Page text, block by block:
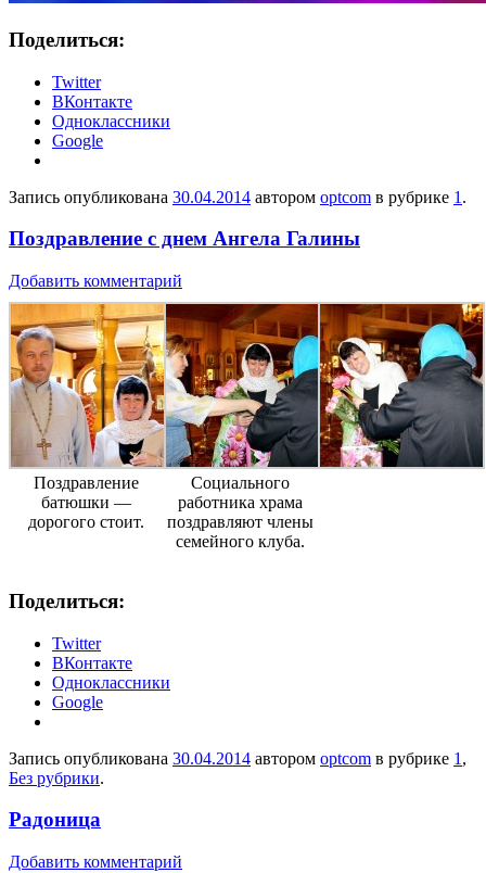
Поделиться:
Twitter
ВКонтакте
Одноклассники
Google
Запись опубликована 30.04.2014 автором optcom в рубрике 1 .
Поздравление с днем Ангела Галины
Добавить комментарий
Поздравление
батюшки —
дорогого стоит.
Социального
работника храма
поздравляют члены
семейного клуба.
Поделиться:
Twitter
ВКонтакте
Одноклассники
Google
Запись опубликована 30.04.2014 автором optcom в рубрике 1 ,
Без рубрики.
Радоница
Добавить комментарий